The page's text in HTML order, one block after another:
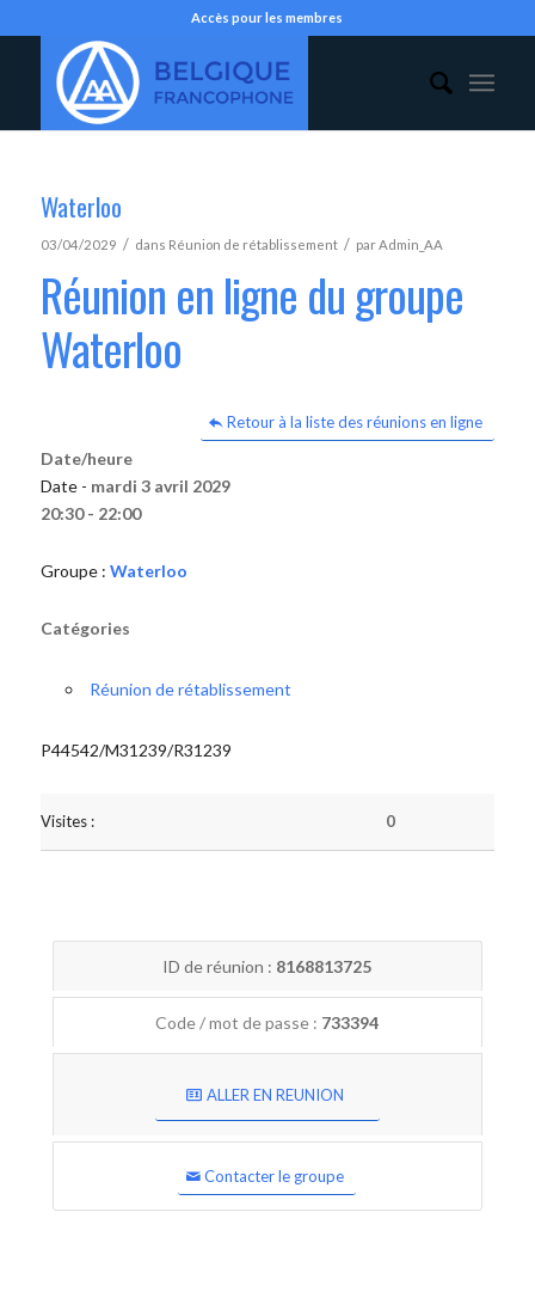
Accès pour les membres
Waterloo
03/04/2029 / dans Réunion de rétablissement / parAdmin_AA
Réunion en ligne du groupe
Waterloo
Retour à la liste des réunions en ligne
Date/heure
Date - mardi 3 avril 2029
20:30 - 22:00
Groupe : Waterloo
Catégories
Réunion de rétablissement
P44542/M31239/R31239
Visites : 0
ID de réunion : 8168813725
Code / mot de passe : 733394
ALLER EN REUNION
Contacter le groupe